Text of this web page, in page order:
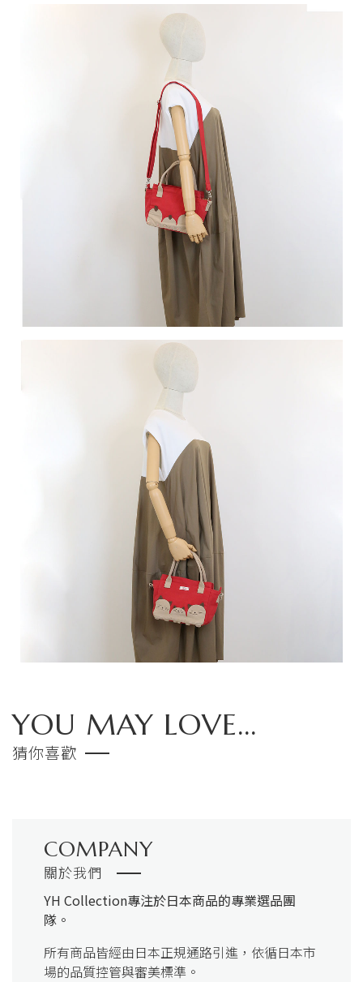
YOU MAY LOVE...
猜你喜歡
COMPANY
關於我們
YH Collection專注於日本商品的專業選品團
隊。
所有商品皆經由日本正規通路引進，依循日本市
場的品質控管與審美標準。